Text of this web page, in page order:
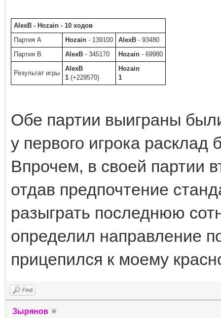
AlexB - Hozain - 10 ходов
Партия A
Hozain - 139100 AlexB - 93480
Партия B
AlexB - 345170 Hozain - 69980
Результат игры
AlexB
1 (+229570)
Hozain
1
Обе партии выиграны
у первого игрока
Впрочем, в своей партии
отдав предпочтение
разыграть последнюю
определил направление
прицепился к моему
Find
Зырянов